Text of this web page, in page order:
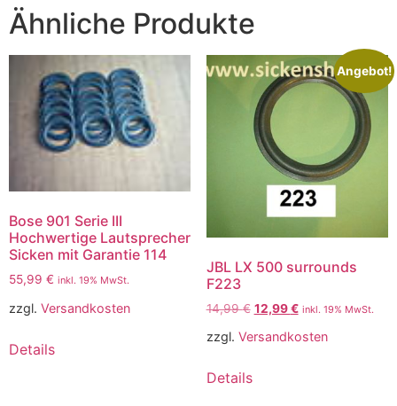
Ähnliche Produkte
Bose 901 Serie III
Hochwertige Lautsprecher
Sicken mit Garantie 114
55,99 € inkl. 19% MwSt.
zzgl. Versandkosten
Details
Angebot!
JBL LX 500 surrounds
F223
14,99€ 12,99€ inkl. 19% MwSt.
zzgl. Versandkosten
Details